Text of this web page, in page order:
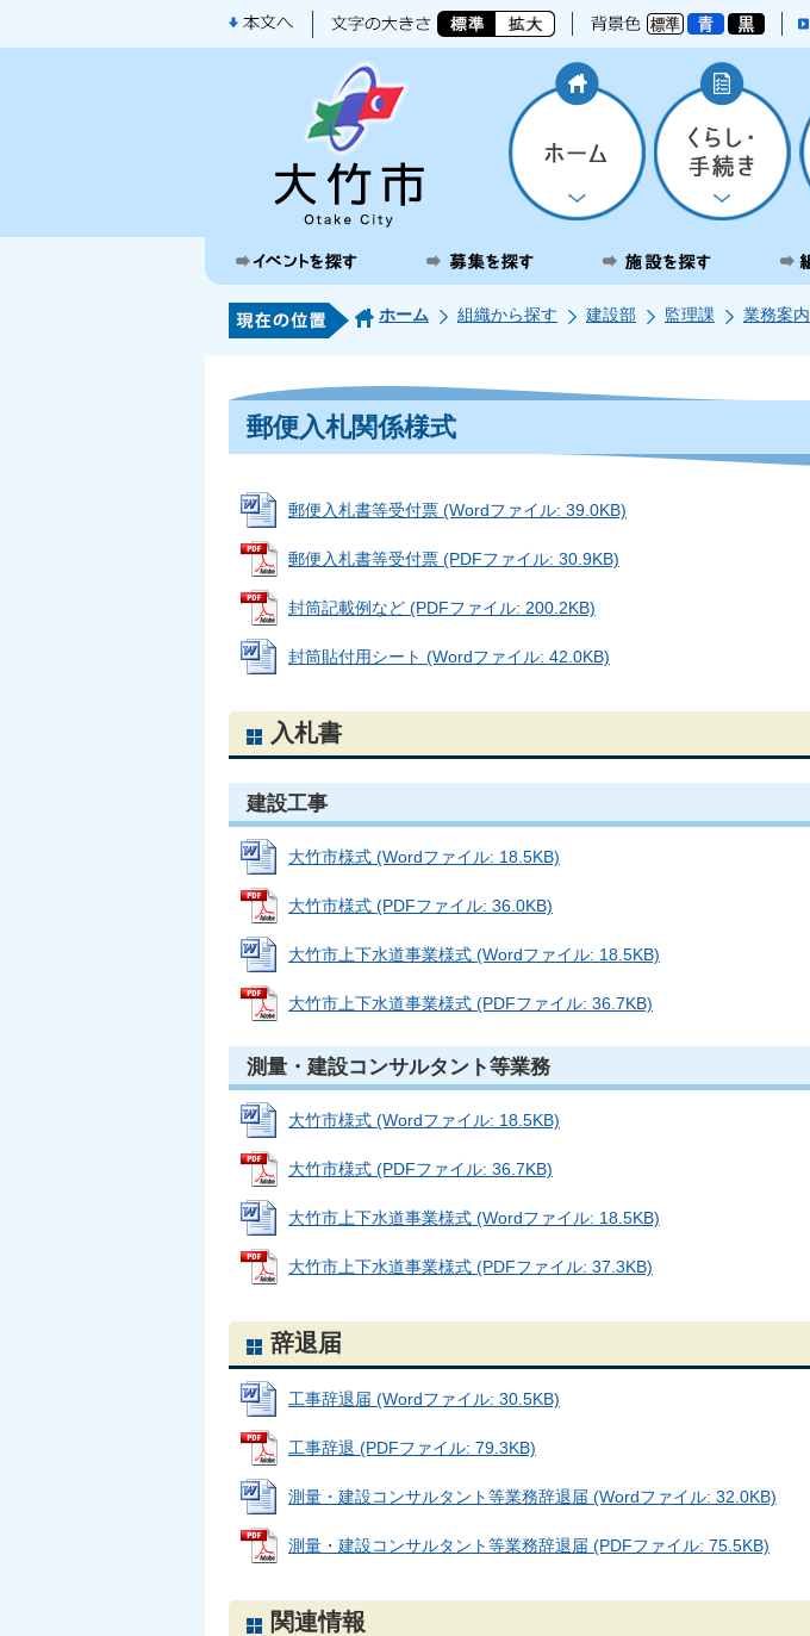
ホーム 組織から探す 建設部 監理課 業務案内
郵便入札関係様式
郵便入札書等受付票 (Wordファイル: 39.0KB)
郵便入札書等受付票 (PDFファイル: 30.9KB)
封筒記載例など (PDFファイル: 200.2KB)
封筒貼付用シート (Wordファイル: 42.0KB)
入札書
建設工事
大竹市様式 (Wordファイル: 18.5KB)
大竹市様式 (PDFファイル: 36.0KB)
大竹市上下水道事業様式 (Wordファイル: 18.5KB)
大竹市上下水道事業様式 (PDFファイル: 36.7KB)
測量・建設コンサルタント等業務
大竹市様式 (Wordファイル: 18.5KB)
大竹市様式 (PDFファイル: 36.7KB)
大竹市上下水道事業様式 (Wordファイル: 18.5KB)
大竹市上下水道事業様式 (PDFファイル: 37.3KB)
辞退届
工事辞退届 (Wordファイル: 30.5KB)
工事辞退 (PDFファイル: 79.3KB)
測量・建設コンサルタント等業務辞退届 (Wordファイル: 32.0KB)
測量・建設コンサルタント等業務辞退届 (PDFファイル: 75.5KB)
関連情報